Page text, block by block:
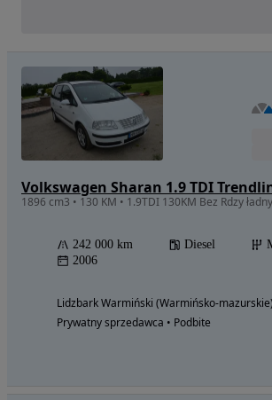
Volkswagen Sharan 1.9 TDI
1896 cm3 • 130 KM • 1.9TDI 130KM Bez Rdzy
242 000 km Diesel
2006
Lidzbark Warmiński (Warmińsko-mazurskie)
Prywatny sprzedawca • Podbite